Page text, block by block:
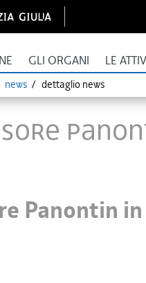
GLI ORGANI LE
news dettaglio news
Panontin